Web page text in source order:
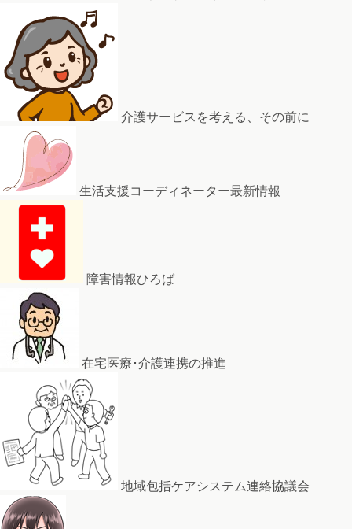
介護サービスを考える、その前に
生活支援コーディネーター最新情報
障害情報ひろば
在宅医療･介護連携の推進
地域包括ケアシステム連絡協議会